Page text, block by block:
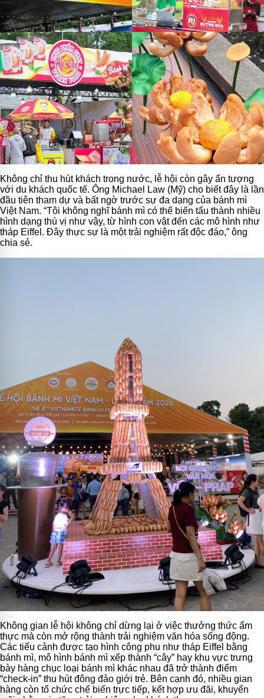
Không chỉ thu hút khách trong nước, lễ hội còn gây ấn tượng
với du khách quốc tế. Ông Michael Law (Mỹ) cho biết đây là lần
đầu tiên tham dự và bất ngờ trước sự đa dạng của bánh mì
Việt Nam. “Tôi không nghĩ bánh mì có thể biến tấu thành nhiều
hình dạng thú vị như vậy, từ hình con vật đến các mô hình như
tháp Eiffel. Đây thực sự là một trải nghiệm rất độc đáo,” ông
chia sẻ.
Không gian lễ hội không chỉ dừng lại ở việc thưởng thức ẩm
thực mà còn mở rộng thành trải nghiệm văn hóa sống động.
Các tiểu cảnh được tạo hình công phu như tháp Eiffel bằng
bánh mì, mô hình bánh mì xếp thành “cây” hay khu vực trưng
bày hàng chục loại bánh mì khác nhau đã trở thành điểm
“check-in” thu hút đông đảo giới trẻ. Bên cạnh đó, nhiều gian
hàng còn tổ chức chế biến trực tiếp, kết hợp ưu đãi, khuyến